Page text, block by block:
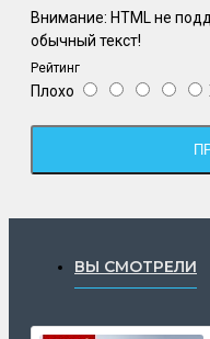
Внимание: HTML не
обычный текст!
Рейтинг
Плохо
ВЫ СМОТРЕЛИ